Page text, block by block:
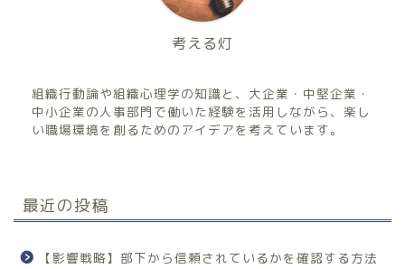
考える灯
組織行動論や組織心理学の知識と、大企業・中堅企業・
中小企業の人事部門で働いた経験を活用しながら、楽し
い職場環境を創るためのアイデアを考えています。
最近の投稿
【影響戦略】部下から信頼されているかを確認する方法